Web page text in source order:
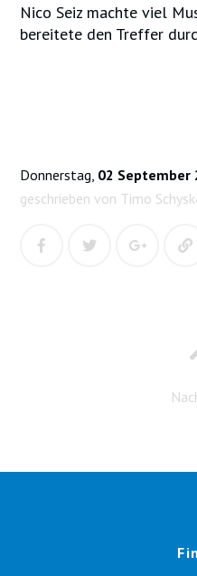
Nico Seiz machte viel
bereitete den Treffer
Donnerstag, 02 September
geschrieben von Timo